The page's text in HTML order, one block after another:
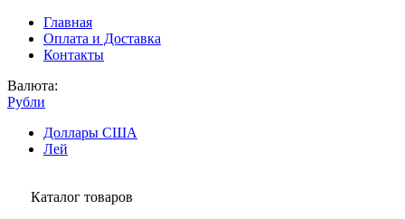
Главная
Оплата и Доставка
Контакты
Валюта:
Рубли
Доллары США
Лей
Каталог товаров